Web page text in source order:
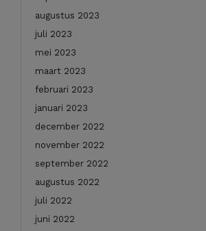
augustus 2023
juli 2023
mei 2023
maart 2023
februari 2023
januari 2023
december 2022
november 2022
september 2022
augustus 2022
juli 2022
juni 2022